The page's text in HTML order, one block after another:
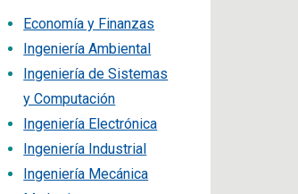
Economía y Finanzas
Ingeniería Ambiental
Ingeniería de Sistemas
y Computación
Ingeniería Electrónica
Ingeniería Industrial
Ingeniería Mecánica